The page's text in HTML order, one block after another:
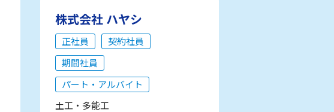
株式会社 ハヤシ
正社員
契約社員
期間社員
パート・アルバイト
土工・多能工